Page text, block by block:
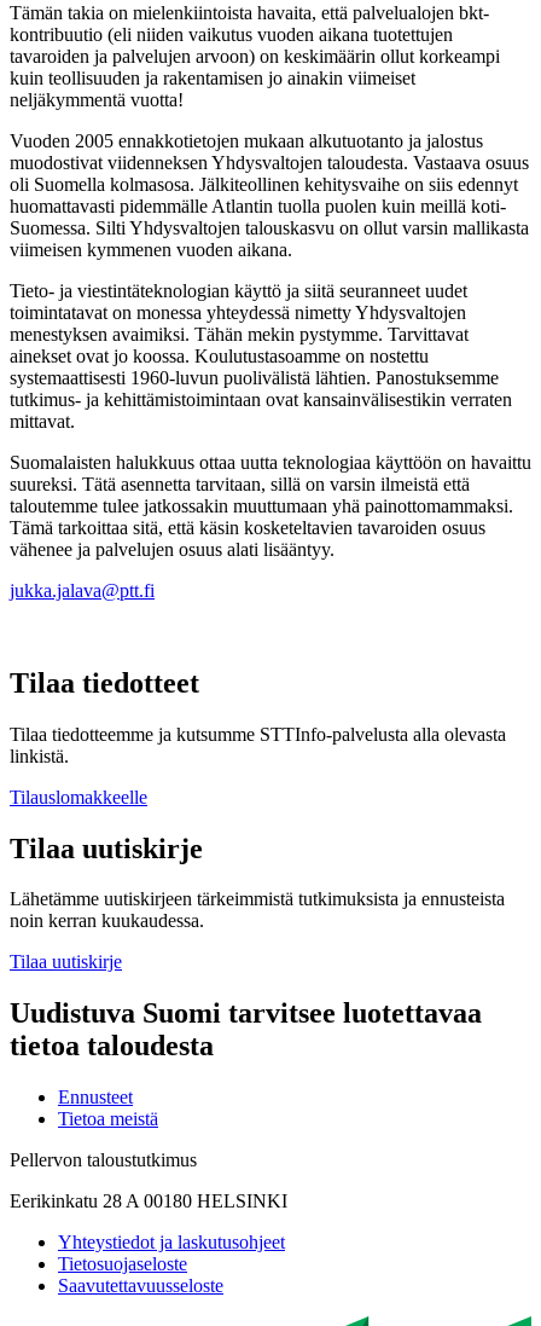
Tämän takia on mielenkiintoista havaita, että palvelualojen bkt-
kontribuutio (eli niiden vaikutus vuoden aikana tuotettujen
tavaroiden ja palvelujen arvoon) on keskimäärin ollut korkeampi
kuin teollisuuden ja rakentamisen jo ainakin viimeiset
neljäkymmentä vuotta!
Vuoden 2005 ennakkotietojen mukaan alkutuotanto ja jalostus
muodostivat viidenneksen Yhdysvaltojen taloudesta. Vastaava osuus
oli Suomella kolmasosa. Jälkiteollinen kehitysvaihe on siis edennyt
huomattavasti pidemmälle Atlantin tuolla puolen kuin meillä koti-
Suomessa. Silti Yhdysvaltojen talouskasvu on ollut varsin mallikasta
viimeisen kymmenen vuoden aikana.
Tieto- ja viestintäteknologian käyttö ja siitä seuranneet uudet
toimintatavat on monessa yhteydessä nimetty Yhdysvaltojen
menestyksen avaimiksi. Tähän mekin pystymme. Tarvittavat
ainekset ovat jo koossa. Koulutustasoamme on nostettu
systemaattisesti 1960-luvun puolivälistä lähtien. Panostuksemme
tutkimus- ja kehittämistoimintaan ovat kansainvälisestikin verraten
mittavat.
Suomalaisten halukkuus ottaa uutta teknologiaa käyttöön on havaittu
suureksi. Tätä asennetta tarvitaan, sillä on varsin ilmeistä että
taloutemme tulee jatkossakin muuttumaan yhä painottomammaksi.
Tämä tarkoittaa sitä, että käsin kosketeltavien tavaroiden osuus
vähenee ja palvelujen osuus alati lisääntyy.
jukka.jalava@ptt.fi
Tilaa tiedotteet
Tilaa tiedotteemme ja kutsumme STTInfo-palvelusta alla olevasta
linkistä.
Tilauslomakkeelle
Tilaa uutiskirje
Lähetämme uutiskirjeen tärkeimmistä tutkimuksista ja ennusteista
noin kerran kuukaudessa.
Tilaa uutiskirje
Uudistuva Suomi tarvitsee luotettavaa
tietoa taloudesta
Ennusteet
Tietoa meistä
Pellervon taloustutkimus
Eerikinkatu 28 A 00180 HELSINKI
Yhteystiedot ja laskutusohjeet
Tietosuojaseloste
Saavutettavuusseloste